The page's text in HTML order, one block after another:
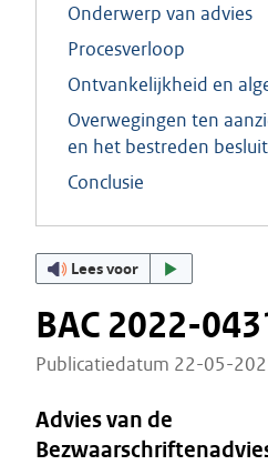
Onderwerp van advies
Procesverloop
Ontvankelijkheid en
Overwegingen ten
en het bestreden besluit
Conclusie
Lees voor
BAC 2022-
Publicatiedatum 22-05-
Advies van de